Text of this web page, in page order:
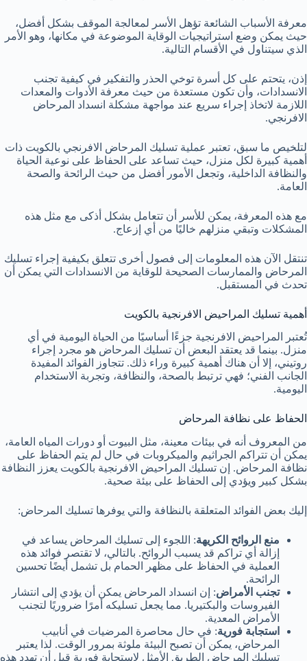
معرفة الأسباب الشائعة تؤهل الأسر لمعالجة الموقف بشكل أفضل،
حيث يمكن وضع استراتيجيات الوقاية الموضوعة في مكانها، وهو الأمر
الذي سيتناول في الأقسام التالية.
إذن، يتحتم على كل أسرة توخي الحذر والتفكير في كيفية تجنب
الانسدادات، وأن تكون مستعدة من حيث معرفة الأدوات والمعدات
اللازمة لاتخاذ إجراء سريع عند مواجهة مشكلة انسداد المرحاض
الافرنجي.
لتلخيص ما سبق، تعتبر عملية تسليك المرحاض الافرنجي بالكويت ذات
أهمية كبيرة لكل منزل، حيث تساعد على الحفاظ على نوعية الحياة
والنظافة الداخلية، وتجعل الأمور أفضل من حيث الرائحة والصحة
العامة.
مع هذه المعرفة، يمكن للأسر أن تتعامل بشكل أذكى مع مثل هذه
المشكلات وتبقي منزلهم خاليًا من أي إزعاج.
تنتقل الآن هذه المعلومات إلى فصول أخرى تتعلق بكيفية إجراء تسليك
المرحاض والممارسات الصحيحة للوقاية من الانسدادات التي يمكن أن
تحدث في المستقبل.
أهمية تسليك المراحيض الافرنجية بالكويت
تُعتبر المراحيض الافرنجية جزءًا أساسيًا من الحياة اليومية في أي
منزل. بينما قد يعتقد البعض أن تسليك المرحاض هو مجرد إجراء
روتيني، إلا أن هناك أهمية كبيرة وراء ذلك. تتجاوز الفوائد المفيدة
الجانب الفني؛ فهي ترتبط بالصحة، والنظافة، وتجربة الاستخدام
اليومية.
الحفاظ على نظافة المرحاض
من المعروف أنه في بيئات معينة، مثل البيوت أو دورات المياه العامة،
يمكن أن تتراكم الجراثيم والميكروبات في حال لم يتم الحفاظ على
نظافة المرحاض. إن تسليك المراحيض الافرنجية بالكويت يعزز النظافة
بشكل كبير ويؤدي إلى الحفاظ على بيئة صحية.
إليك بعض الفوائد المتعلقة بالنظافة والتي يوفرها تسليك المرحاض:
منع الروائح الكريهة: اللجوء إلى تسليك المرحاض يساعد في
إزالة أي تراكم قد يسبب الروائح. بالتالي، لا تقتصر فوائد هذه
العملية في الحفاظ على مظهر الحمام بل تشمل أيضًا تحسين
الرائحة.
تجنب الأمراض: إن انسداد المرحاض يمكن أن يؤدي إلى انتشار
الفيروسات والبكتيريا. مما يجعل تسليكه أمرًا ضروريًا لتجنب
الأمراض المعدية.
استجابة فورية: في حال محاصرة المرضيات في أنابيب
المرحاض، يمكن أن تصبح البيئة ملوثة بمرور الوقت. لذا يعتبر
تسليك المرحاض الطريق الأمثل لاستجابة فورية قبل أن تهدد هذه